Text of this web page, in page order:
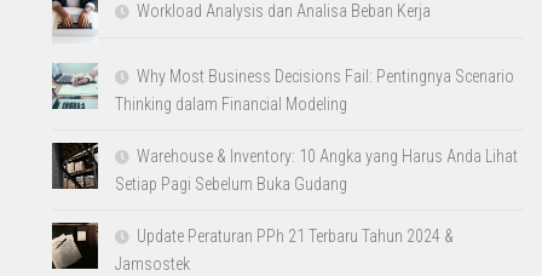
Workload Analysis dan Analisa Beban Kerja
Why Most Business Decisions Fail: Pentingnya Scenario
Thinking dalam Financial Modeling
Warehouse & Inventory: 10 Angka yang Harus Anda Lihat
Setiap Pagi Sebelum Buka Gudang
Update Peraturan PPh 21 Terbaru Tahun 2024 &
Jamsostek